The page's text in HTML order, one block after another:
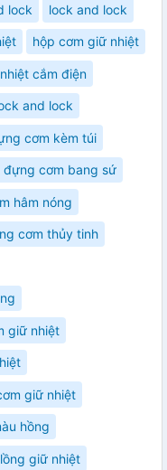
lock lock and lock
hộp cơm giữ nhiệt
cắm điện
and lock
cơm kèm túi
đựng cơm bang sứ
hâm nóng
cơm thủy tinh
giữ nhiệt
giữ nhiệt
hồng
giữ nhiệt